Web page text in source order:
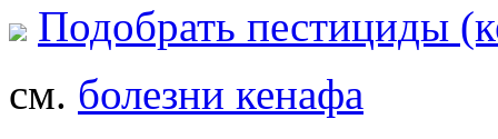
Подобрать пестициды
см. болезни кенафа